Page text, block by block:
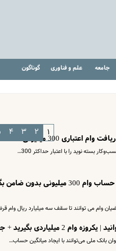
جامعه علم و فناوری گوناگون
300 میلیونی
بسته نوید را با اعتبار حداکثر 300…
متقاضیان وام فوری این خبر برای شماست | تنها با افتتاح
وام می توانند تا سقف سه میلیارد ریال وام
بگیرید + جزییات
بانک ملی می‌توانند با ایجاد میانگین حساب…
۱ ۲ ۳ ۴